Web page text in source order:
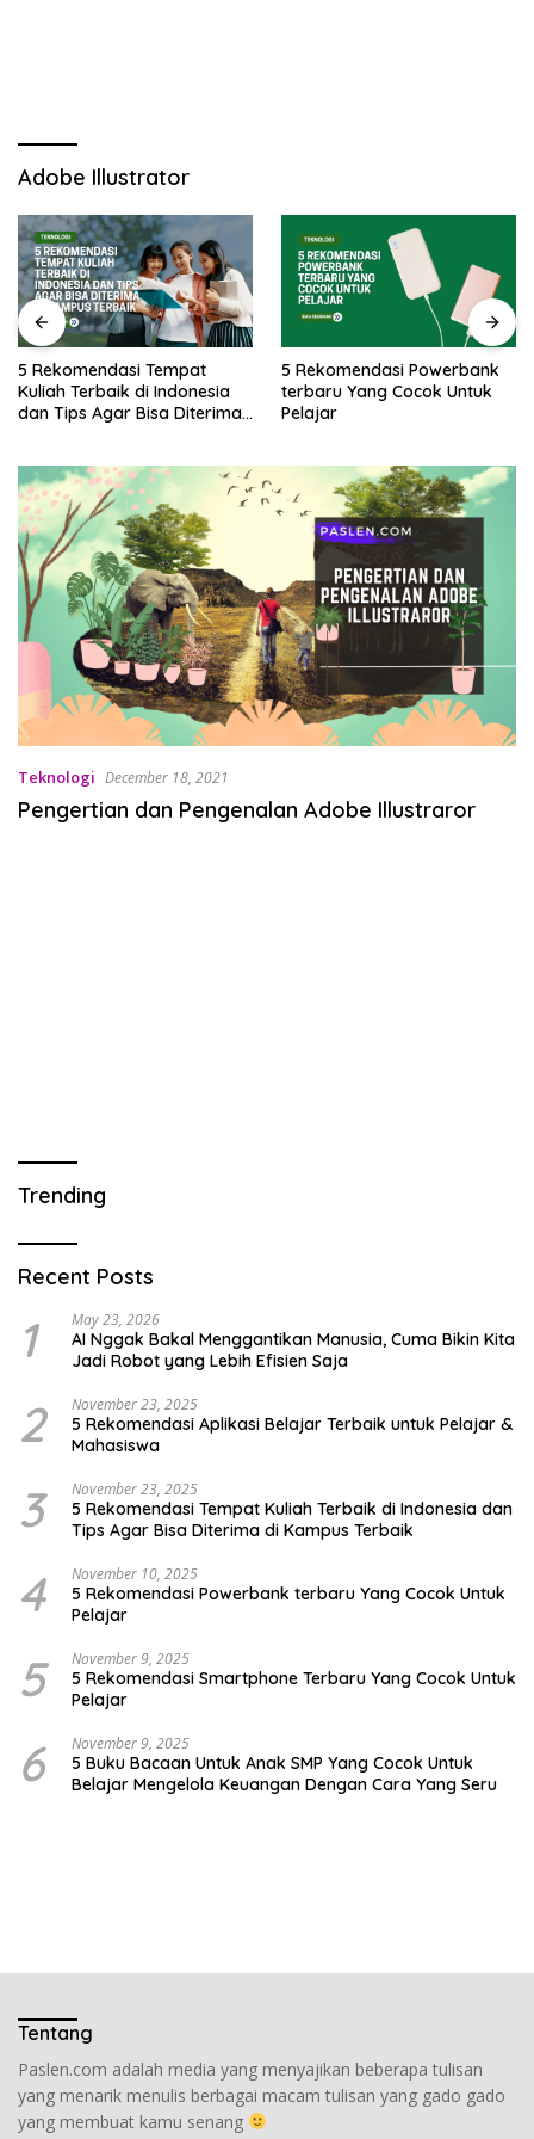
Adobe Illustrator
5 Rekomendasi Tempat
Kuliah Terbaik di Indonesia
dan Tips Agar Bisa Diterima
5 Rekomendasi Powerbank
terbaru Yang Cocok Untuk
Pelajar
Teknologi December 18, 2021
Pengertian dan Pengenalan Adobe Illustraror
Trending
Recent Posts
1 May 23, 2026
AI Nggak Bakal Menggantikan Manusia, Cuma Bikin Kita
Jadi Robot yang Lebih Efisien Saja
2 November 23, 2025
5 Rekomendasi Aplikasi Belajar Terbaik untuk Pelajar &
Mahasiswa
3 November 23, 2025
5 Rekomendasi Tempat Kuliah Terbaik di Indonesia dan
Tips Agar Bisa Diterima di Kampus Terbaik
4 November 10, 2025
5 Rekomendasi Powerbank terbaru Yang Cocok Untuk
Pelajar
5 November 9, 2025
5 Rekomendasi Smartphone Terbaru Yang Cocok Untuk
Pelajar
6 November 9, 2025
5 Buku Bacaan Untuk Anak SMP Yang Cocok Untuk
Belajar Mengelola Keuangan Dengan Cara Yang Seru
Tentang
Paslen.com adalah media yang menyajikan beberapa tulisan
yang menarik menulis berbagai macam tulisan yang gado gado
yang membuat kamu senang